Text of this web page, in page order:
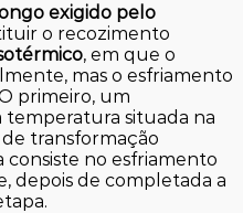
exigido pelo
o recozimento
, em que o
mas o esfriamento
primeiro, um
temperatura situada na
transformação
consiste no esfriamento
depois de completada a